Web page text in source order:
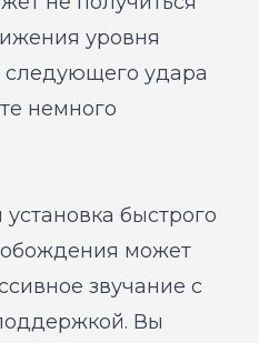
уровня
следующего удара
немного
быстрого
может
звучание с
Вы